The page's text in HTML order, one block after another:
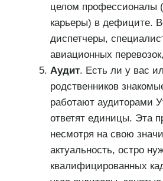
целом профессионалы
карьеры) в дефиците.
диспетчеры,
авиационных
Аудит. Есть ли у вас
родственников
работают аудиторами
ответят единицы. Эта
несмотря на свою
актуальность, остро
квалифицированных